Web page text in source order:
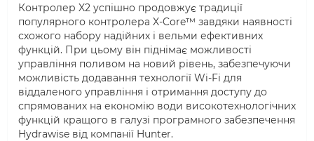
Контролер X2 успішно продовжує традиції
популярного контролера X-Core™ завдяки наявності
схожого набору надійних і вельми ефективних
функцій. При цьому він піднімає можливості
управління поливом на новий рівень, забезпечуючи
можливість додавання технології Wi-Fi для
віддаленого управління і отримання доступу до
спрямованих на економію води високотехнологічних
функцій кращого в галузі програмного забезпечення
Hydrawise від компанії Hunter.